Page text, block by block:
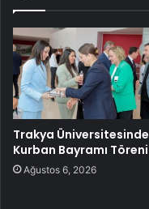
Trakya Üniversitesinde
Kurban Bayramı Töreni
Ağustos 6, 2026